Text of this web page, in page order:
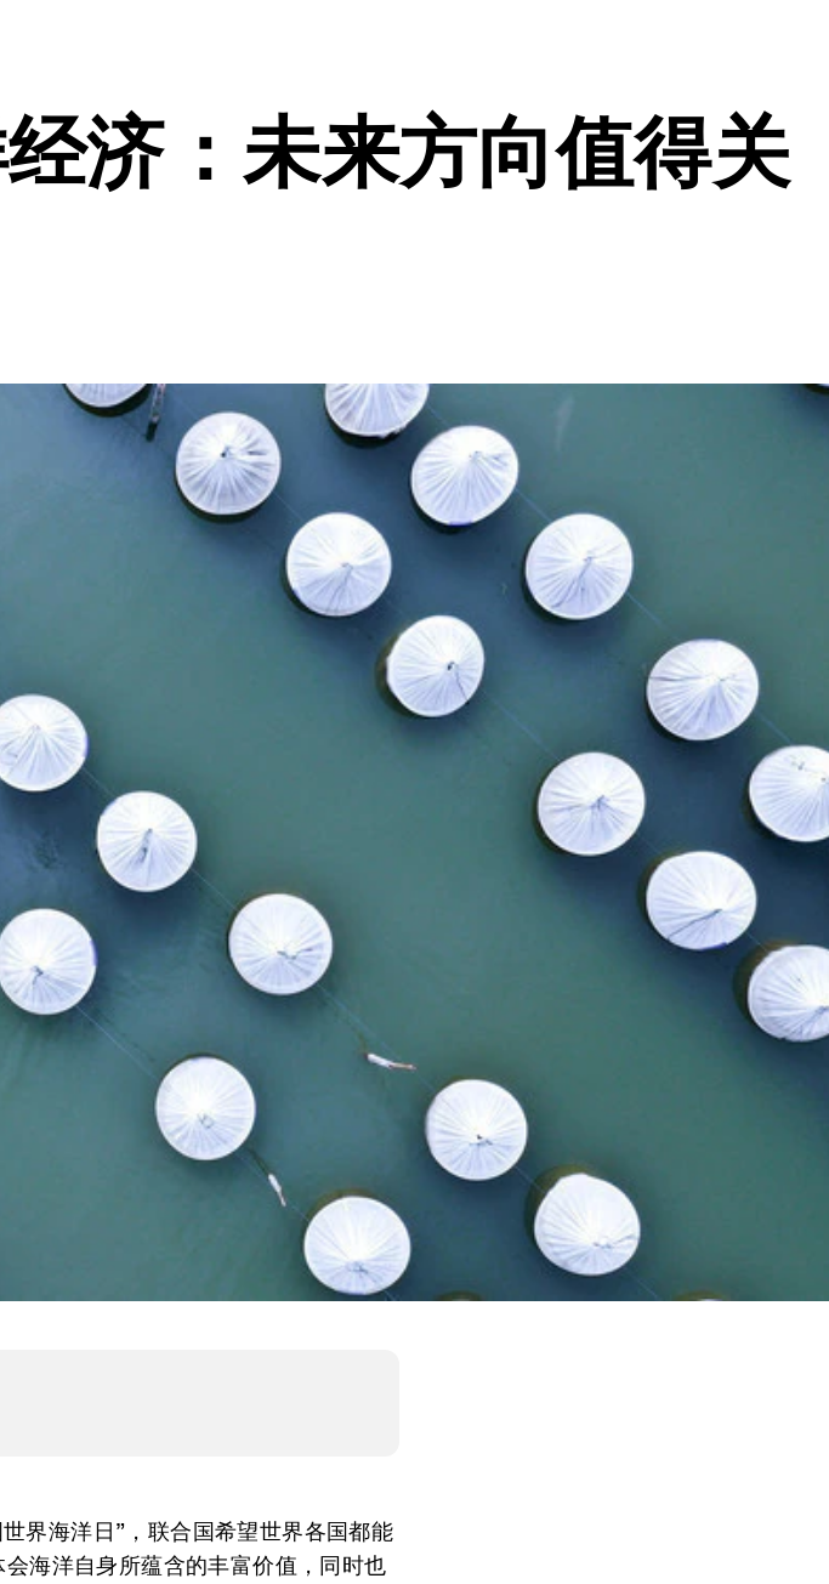
济：未来方向值得关
界海洋日”，联合国希望世界各国都能
海洋自身所蕴含的丰富价值，同时也